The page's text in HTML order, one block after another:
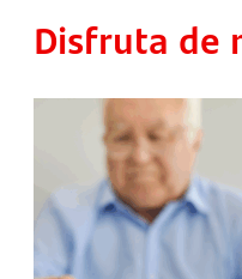
Disfruta de